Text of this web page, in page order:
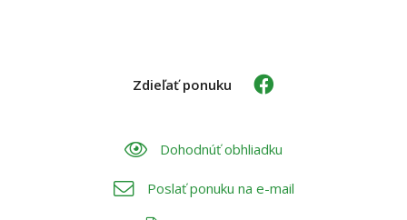
Zdieľať ponuku
Dohodnúť obhliadku
Poslať ponuku na e-mail